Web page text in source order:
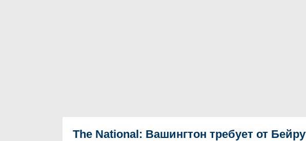
The National: Вашингтон требует от